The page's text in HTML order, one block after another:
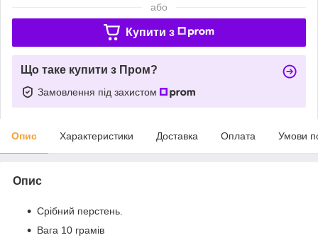
або
Купити з
Що таке купити з Пром?
Замовлення під захистом
Опис Характеристики Доставка Оплата Умови
Опис
Срібний перстень.
Вага 10 грамів